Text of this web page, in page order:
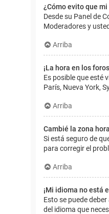
¿Cómo evito que
Desde su Panel de
Moderadores y
Arriba
¡La hora en los
Es posible que esté
París, Nueva York,
Arriba
Cambié la zona
Si está seguro de
para corregir el
Arriba
¡Mi idioma no está
Esto se puede
del idioma que